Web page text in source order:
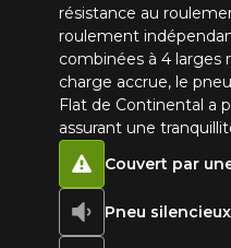
résistance au
roulement
combinées à 4 larges
charge accrue, le
Flat de Continental a
assurant une
Pneu
Couvert par